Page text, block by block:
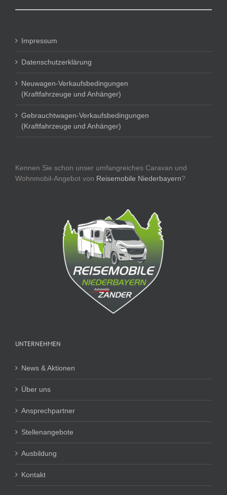
Impressum
Datenschutzerklärung
Neuwagen-Verkaufsbedingungen
(Kraftfahrzeuge und Anhänger)
Gebrauchtwagen-Verkaufsbedingungen
(Kraftfahrzeuge und Anhänger)
Kennen Sie schon unser umfangreiches Caravan und
Wohnmobil-Angebot von Reisemobile Niederbayern?
UNTERNEHMEN
News & Aktionen
Über uns
Ansprechpartner
Stellenangebote
Ausbildung
Kontakt